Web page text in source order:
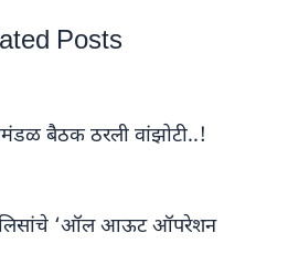
Posts
बैठक ठरली वांझोटी..!
‘ऑल आऊट ऑपरेशन